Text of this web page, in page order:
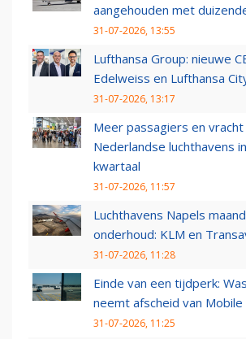
aangehouden met
31-07-2026, 13:55
Lufthansa Group: nieuwe
Edelweiss en Lufthansa
31-07-2026, 13:17
Meer passagiers en vracht
Nederlandse luchthavens
kwartaal
31-07-2026, 11:57
Luchthavens Napels
onderhoud: KLM en
31-07-2026, 11:28
Einde van een tijdperk:
neemt afscheid van Mobile
31-07-2026, 11:25